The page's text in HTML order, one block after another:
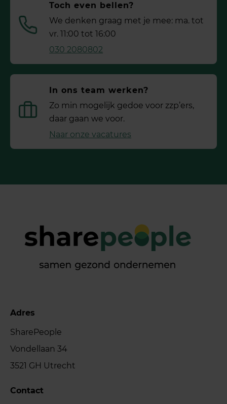
Toch even bellen?
We denken graag met je mee: ma. tot
vr. 11:00 tot 16:00
030 2080802
In ons team werken?
Zo min mogelijk gedoe voor ­zzp’ers,
daar gaan we voor.
Naar onze vacatures
Adres
SharePeople
Vondellaan 34
3521 GH Utrecht
Contact